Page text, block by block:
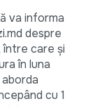
va informa
despre
între care și
în luna
cu 1